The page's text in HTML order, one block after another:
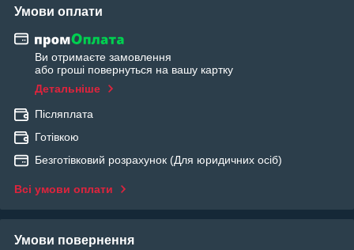
Умови оплати
Ви отримаєте замовлення
або гроші повернуться на вашу картку
Детальніше
Післяплата
Готівкою
Безготівковий розрахунок (Для юридичних осіб)
Всі умови оплати
Умови повернення